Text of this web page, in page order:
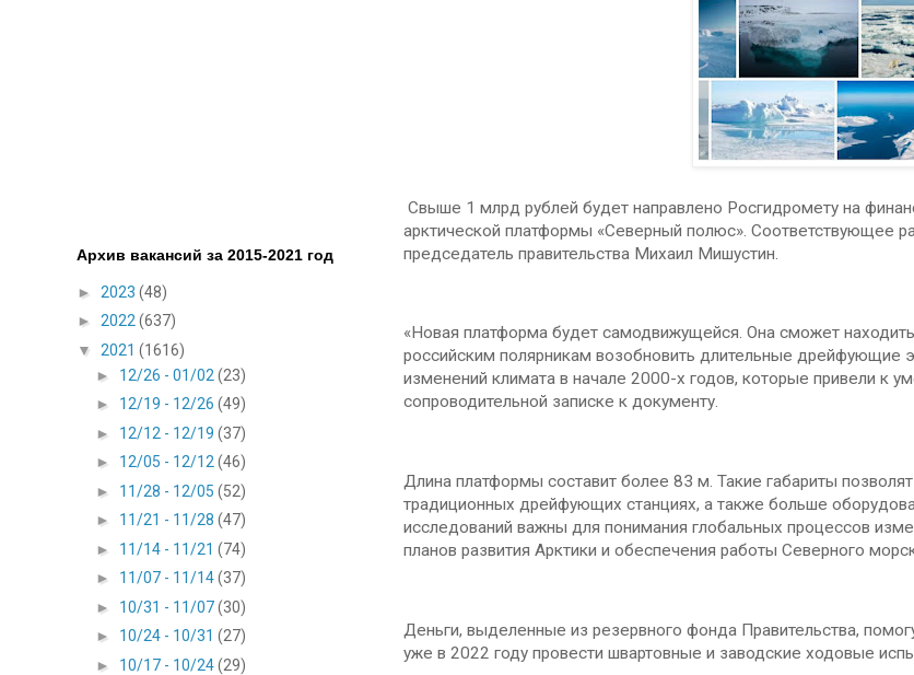
Свыше 1 млрд рублей будет направлено Росгидромету на
арктической платформы «Северный полюс». Соответствующее
председатель правительства Михаил Мишустин.
«Новая платформа будет самодвижущейся. Она сможет
российским полярникам возобновить длительные дрейфующие
изменений климата в начале 2000-х годов, которые привели к
сопроводительной записке к документу.
Длина платформы составит более 83 м. Такие габариты
традиционных дрейфующих станциях, а также больше
исследований важны для понимания глобальных процессов
планов развития Арктики и обеспечения работы Северного
Деньги, выделенные из резервного фонда Правительства,
уже в 2022 году провести швартовные и заводские ходовые
Архив вакансий за 2015-2021 год
► 2023 (48)
► 2022 (637)
▼ 2021 (1616)
► 12/26 - 01/02 (23)
► 12/19 - 12/26 (49)
► 12/12 - 12/19 (37)
► 12/05 - 12/12 (46)
► 11/28 - 12/05 (52)
► 11/21 - 11/28 (47)
► 11/14 - 11/21 (74)
► 11/07 - 11/14(37)
► 10/31 - 11/07(30)
► 10/24 - 10/31 (27)
► 10/17 - 10/24(29)